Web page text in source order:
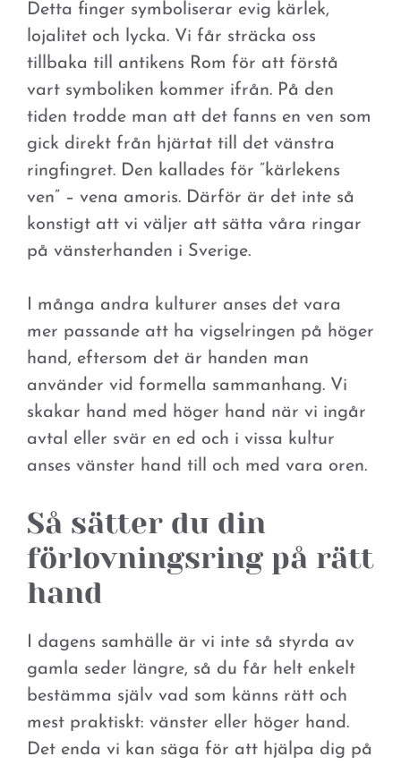
Detta finger symboliserar evig kärlek,
lojalitet och lycka. Vi får sträcka oss
tillbaka till antikens Rom för att förstå
vart symboliken kommer ifrån. På den
tiden trodde man att det fanns en ven som
gick direkt från hjärtat till det vänstra
ringfingret. Den kallades för ”kärlekens
ven” – vena amoris. Därför är det inte så
konstigt att vi väljer att sätta våra ringar
på vänsterhanden i Sverige.
I många andra kulturer anses det vara
mer passande att ha vigselringen på höger
hand, eftersom det är handen man
använder vid formella sammanhang. Vi
skakar hand med höger hand när vi ingår
avtal eller svär en ed och i vissa kultur
anses vänster hand till och med vara oren.
Så sätter du din
förlovningsring på rätt
hand
I dagens samhälle är vi inte så styrda av
gamla seder längre, så du får helt enkelt
bestämma själv vad som känns rätt och
mest praktiskt: vänster eller höger hand.
Det enda vi kan säga för att hjälpa dig på